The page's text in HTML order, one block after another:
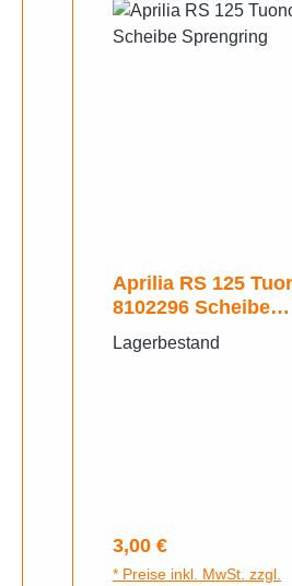
Aprilia RS 125
8102296 Scheibe
Sprengring
Lagerbestand
Regulärer Preis:
3,00 €
* Preise inkl. MwSt. zzgl.